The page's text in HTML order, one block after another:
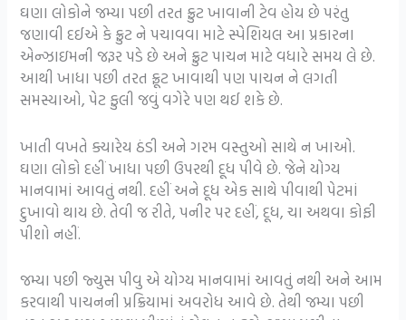
ઘણા લોકોને જમ્યા પછી તરત ફ્રુટ ખાવાની ટેવ હોય છે પરંતુ
જણાવી દઈએ કે ફ્રુટ ને પચાવવા માટે સ્પેશિયલ આ પ્રકારના
એન્ઝાઇમની જરૂર પડે છે અને ફ્રુટ પાચન માટે વધારે સમય લે છે.
આથી ખાધા પછી તરત ફ્રૂટ ખાવાથી પણ પાચન ને લગતી
સમસ્યાઓ, પેટ ફુલી જવું વગેરે પણ થઈ શકે છે.
ખાતી વખતે ક્યારેય ઠંડી અને ગરમ વસ્તુઓ સાથે ન ખાઓ.
ઘણા લોકો દહીં ખાધા પછી ઉપરથી દૂધ પીવે છે. જેને યોગ્ય
માનવામાં આવતું નથી. દહીં અને દૂધ એક સાથે પીવાથી પેટમાં
દુખાવો થાય છે. તેવી જ રીતે, પનીર પર દહીં, દૂધ, ચા અથવા કોફી
પીશો નહીં.
જમ્યા પછી જ્યુસ પીવુ એ યોગ્ય માનવામાં આવતું નથી અને આમ
કરવાથી પાચનની પ્રક્રિયામાં અવરોધ આવે છે. તેથી જમ્યા પછી